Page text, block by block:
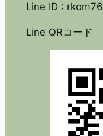
Line ID : rkom76
Line QRコード